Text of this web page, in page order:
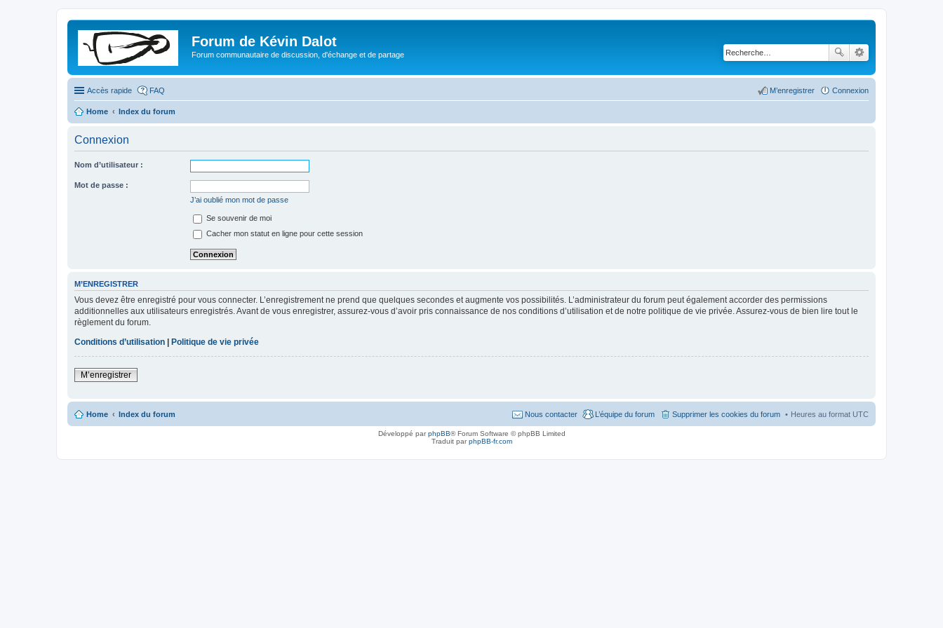
Forum de Kévin Dalot
Forum communautaire de discussion, d'échange et de partage
Accès rapide FAQ Connexion
M’enregistrer
Home Index du forum
Connexion
Nom d’utilisateur :
Mot de passe :
J’ai oublié mon mot de passe
Se souvenir de moi
Cacher mon statut en ligne pour cette session
M’ENREGISTRER
Vous devez être enregistré pour vous connecter. L’enregistrement ne prend que quelques secondes et augmente vos possibilités. L’administrateur du forum peut également accorder des permissions
additionnelles aux utilisateurs enregistrés. Avant de vous enregistrer, assurez-vous d’avoir pris connaissance de nos conditions d’utilisation et de notre politique de vie privée. Assurez-vous de bien lire tout le
règlement du forum.
Conditions d’utilisation
Politique de vie privée
M’enregistrer
Home Index du forum Heures au format UTC
Supprimer les cookies du forum
L’équipe du forum
Nous contacter
Développé parphpBB® Forum Software © phpBB Limited
Traduit parphpBB-fr.com